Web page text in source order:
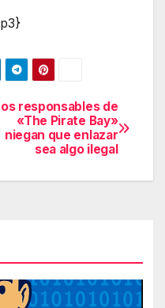
responsables de
«The Pirate Bay»
niegan que enlazar
sea algo ilegal